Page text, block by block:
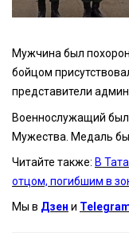
Мужчина был
бойцом
представители
Военнослужащий
Мужества. Медаль
Читайте также: В
отцом, погибшим в
Мы в Дзен и